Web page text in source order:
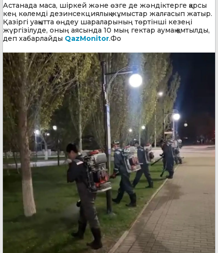
Астанада маса, шіркей және өзге де жәндіктерге қарсы
кең көлемді дезинсекциялық жұмыстар жалғасып жатыр.
Қазіргі уақытта өңдеу шараларының төртінші кезеңі
жүргізілуде, оның аясында 10 мың гектар аумақ қамтылды,
деп хабарлайды QazMonitor.Фо